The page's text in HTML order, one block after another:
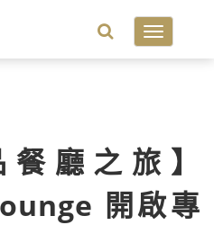
Toggle
餐廳之旅】
開啟專